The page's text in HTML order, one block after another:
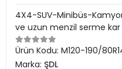
4X4-SUV-Minibüs-
ve uzun menzil serme kar
Ürün Kodu: M120-190/
Marka: ŞDL